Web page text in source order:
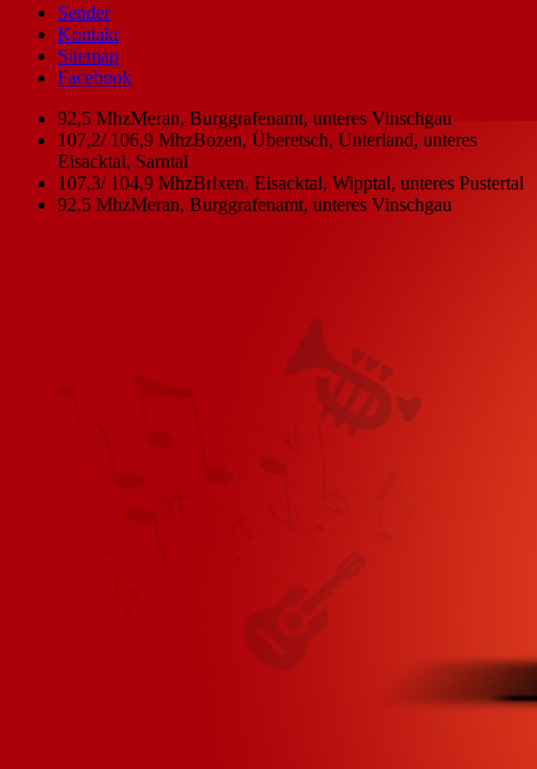
Sender
Kontakt
Sitemap
Facebook
92,5 MhzMeran, Burggrafenamt, unteres Vinschgau
107,2/ 106,9 MhzBozen, Überetsch, Unterland, unteres
Eisacktal, Sarntal
107,3/ 104,9 MhzBrixen, Eisacktal, Wipptal, unteres Pustertal
92,5 MhzMeran, Burggrafenamt, unteres Vinschgau